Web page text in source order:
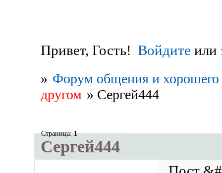
Привет, Гость! Войдите или
» Форум общения и хорошего
другом » Сергей444
Сергей444
Страница:1